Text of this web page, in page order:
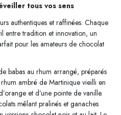
tous vos sens
authentiques et raffinées. Chaque
entre tradition et innovation, un
pour les amateurs de chocolat
babas au rhum arrangé, préparés
ambré de Martinique vieilli en
et d’une pointe de vanille.
mêlant pralinés et ganaches